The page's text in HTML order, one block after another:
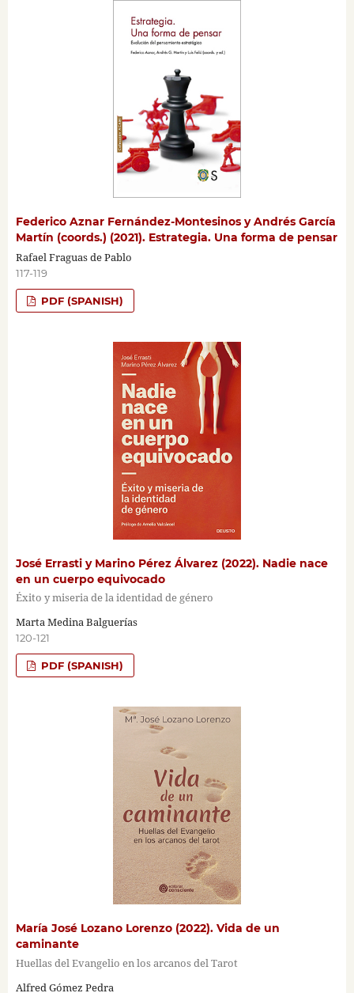
Federico Aznar Fernández-Montesinos y Andrés García
Martín (coords.) (2021). Estrategia. Una forma de pensar
Rafael Fraguas de Pablo
117-119
PDF (SPANISH)
José Errasti y Marino Pérez Álvarez (2022). Nadie nace
en un cuerpo equivocado
Éxito y miseria de la identidad de género
Marta Medina Balguerías
120-121
PDF (SPANISH)
María José Lozano Lorenzo (2022). Vida de un
caminante
Huellas del Evangelio en los arcanos del Tarot
Alfred Gómez Pedra